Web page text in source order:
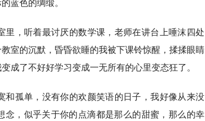
蓝色的绸缎。
里，听着最讨厌的数学课，老师在讲台上唾沫四处
室的沉默，昏昏欲睡的我被下课铃惊醒，揉揉眼睛
成了不好好学习变成一无所有的心里变态狂了。
和孤单，没有你的欢颜笑语的日子，我好像从来没
念，似乎关于你的点滴都是那么的甜蜜，那么的幸